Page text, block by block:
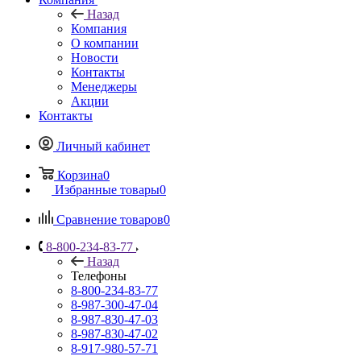
Назад
Компания
О компании
Новости
Контакты
Менеджеры
Акции
Контакты
Личный кабинет
Корзина0
Избранные товары0
Сравнение товаров0
8-800-234-83-77
Назад
Телефоны
8-800-234-83-77
8-987-300-47-04
8-987-830-47-03
8-987-830-47-02
8-917-980-57-71